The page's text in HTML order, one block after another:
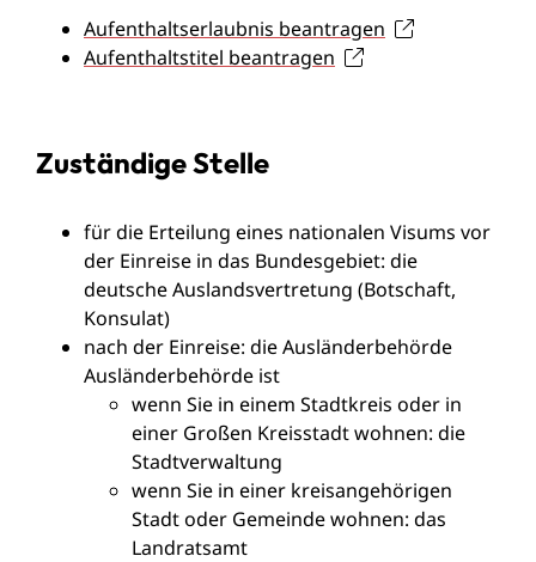
Aufenthaltserlaubnis beantragen
Aufenthaltstitel beantragen
Zuständige Stelle
für die Erteilung eines nationalen Visums vor
der Einreise in das Bundesgebiet: die
deutsche Auslandsvertretung (Botschaft,
Konsulat)
nach der Einreise: die Ausländerbehörde
Ausländerbehörde ist
wenn Sie in einem Stadtkreis oder in
einer Großen Kreisstadt wohnen: die
Stadtverwaltung
wenn Sie in einer kreisangehörigen
Stadt oder Gemeinde wohnen: das
Landratsamt